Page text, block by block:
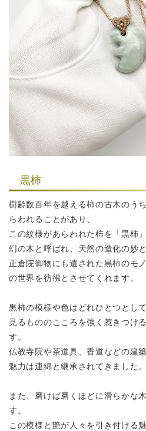
黒柿
樹齢数百年を越える柿の古木のう
らわれることがあり、
この紋様があらわれた柿を「黒柿
幻の木と呼ばれ、天然の造化の妙
正倉院御物にも遺された黒柿のモ
の世界を彷彿とさせてくれます。
黒柿の模様や色はどれひとつとし
見るもののこころを強く惹きつけ
す。
仏教寺院や茶道具、香道などの建
魅力は連綿と継承されてきました。
また、磨けば磨くほどに滑らかな
す。
この模様と艶が人々を引き付ける